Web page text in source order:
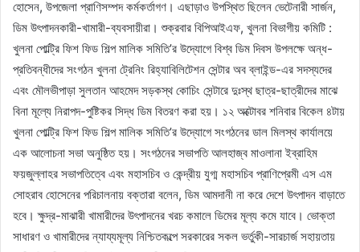
হোসেন, উপজেলা প্রাণিসম্পদ কর্মকর্তাগণ। এছাড়াও উপস্থিত ছিলেন ভেটেনারী সার্জন,
ডিম উৎপাদনকারী-খামারী-ব্যবসায়ীরা। শুক্রবার বিপিআইএফ, খুলনা বিভাগীয় কমিটি :
খুলনা পোল্ট্রি ফিশ ফিড শিল্প মালিক সমিতি’র উদ্যোগে বিশ্ব ডিম দিবস উপলক্ষে অন্ধ-
প্রতিবন্ধীদের সংগঠন খুলনা ট্রেনিং রিহ্যাবিলিটেশন সেন্টার অব ব্লাইন্ড-এর সদস্যদের
এবং মৌলভীপাড়া সুলতান আহমেদ সড়কস্থ কোচিং সেন্টারে দুঃস্থ ছাত্র-ছাত্রীদের মাঝে
বিনা মূল্যে নিরাপদ-পুষ্টিকর সিদ্ধ ডিম বিতরণ করা হয়। ১২ অক্টোবর শনিবার বিকেল ৪টায়
খুলনা পোল্ট্রি ফিশ ফিড শিল্প মালিক সমিতি’র উদ্যোগে সংগঠনের ডাল মিলস্থ কার্যালয়ে
এক আলোচনা সভা অনুষ্ঠিত হয়। সংগঠনের সভাপতি আলহাজ্ব মাওলানা ইব্রাহিম
ফয়জুল্লাহর সভাপতিত্বে এবং মহাসচিব ও কেন্দ্রীয় যুগ্ম মহাসচিব প্রাণিপ্রেমী এস এম
সোহরাব হোসেনের পরিচালনায় বক্তারা বলেন, ডিম আমদানী না করে দেশে উৎপাদন বাড়াতে
হবে। ক্ষুদ্র-মাঝারী খামারীদের উৎপাদনের খরচ কমালে ডিমের মূল্য কমে যাবে। ভোক্তা
সাধারণ ও খামারীদের ন্যায্যমূল্য নিশ্চিতকল্পে সরকারের সকল ভর্তুকী-সারচার্জ সহায়তায়